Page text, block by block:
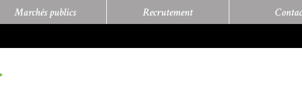
Marchés publics Recrutement